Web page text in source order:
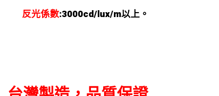
反光係數:3000cd/lux/m以上。